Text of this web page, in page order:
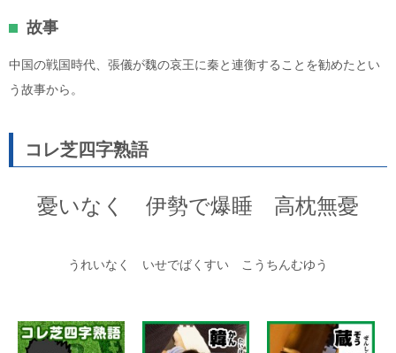
故事
中国の戦国時代、張儀が魏の哀王に秦と連衡することを勧めたとい
う故事から。
コレ芝四字熟語
憂いなく 伊勢で爆睡 高枕無憂
うれいなく いせでばくすい こうちんむゆう